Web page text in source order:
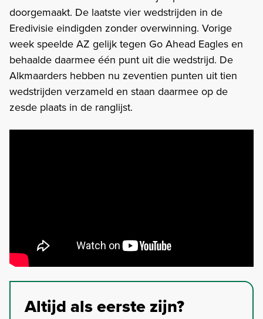
doorgemaakt. De laatste vier wedstrijden in de
Eredivisie eindigden zonder overwinning. Vorige
week speelde AZ gelijk tegen Go Ahead Eagles en
behaalde daarmee één punt uit die wedstrijd. De
Alkmaarders hebben nu zeventien punten uit tien
wedstrijden verzameld en staan daarmee op de
zesde plaats in de ranglijst.
Altijd als eerste zijn?